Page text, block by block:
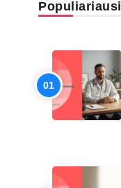
Populiariausi